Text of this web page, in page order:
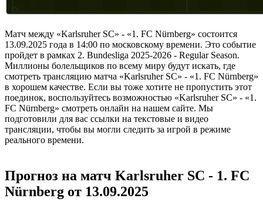
Матч между «Karlsruher SC» - «1. FC Nürnberg» состоится
13.09.2025 года в 14:00 по московскому времени. Это событие
пройдет в рамках 2. Bundesliga 2025-2026 - Regular Season.
Миллионы болельщиков по всему миру будут искать, где
смотреть трансляцию матча «Karlsruher SC» - «1. FC Nürnberg»
в хорошем качестве. Если вы тоже хотите не пропустить этот
поединок, воспользуйтесь возможностью «Karlsruher SC» - «1.
FC Nürnberg» смотреть онлайн на нашем сайте. Мы
подготовили для вас ссылки на текстовые и видео
трансляции, чтобы вы могли следить за игрой в режиме
реального времени.
Прогноз на матч Karlsruher SC - 1. FC
Nürnberg от 13.09.2025